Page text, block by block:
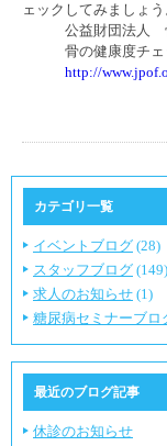
ェックしてみましょう
公益財団法人 骨
骨の健康度チェ
http://
カテゴリ一覧
イベントブログ (28)
スタッフブログ (149)
求人のお知らせ (1)
糖尿病セミナーブロ
最近のブログ記事
休診のお知らせ